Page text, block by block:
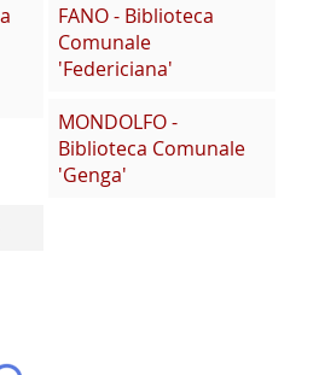
FANO - Biblioteca
Comunale
'Federiciana'
MONDOLFO -
Biblioteca Comunale
'Genga'